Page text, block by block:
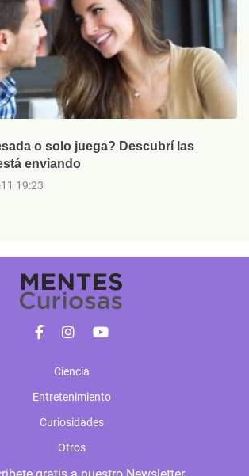
o solo juega? Descubrí las
enviando
19:23
Ciencia
Entretenimiento
Curiosidades
Otros